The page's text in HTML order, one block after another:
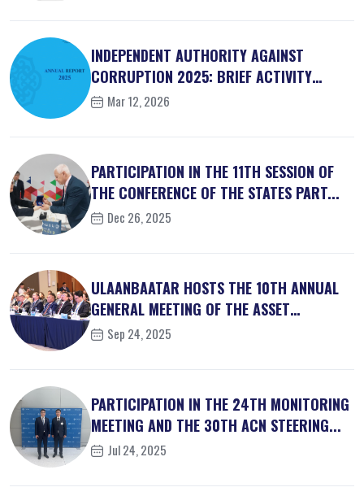
INDEPENDENT AUTHORITY AGAINST
CORRUPTION 2025: BRIEF ACTIVITY
REPORT
Mar 12, 2026
PARTICIPATION IN THE 11TH SESSION OF
THE CONFERENCE OF THE STATES PART...
Dec 26, 2025
ULAANBAATAR HOSTS THE 10TH ANNUAL
GENERAL MEETING OF THE ASSET
RECOVER...
Sep 24, 2025
PARTICIPATION IN THE 24TH MONITORING
MEETING AND THE 30TH ACN STEERING...
Jul 24, 2025